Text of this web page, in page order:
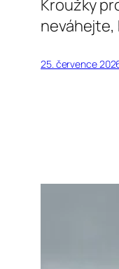
Kroužky
neváhejte,
25. července